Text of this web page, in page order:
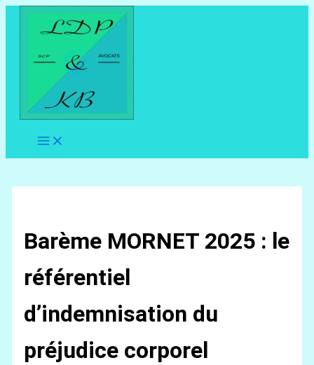
Aller
contenu
Barème MORNET 2025 : le
référentiel
d’indemnisation du
préjudice corporel